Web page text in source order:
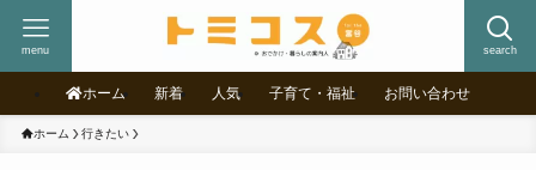
search
menu
ホーム 新着 人気 子育て・福祉 お問い合わせ
ホーム 行きたい